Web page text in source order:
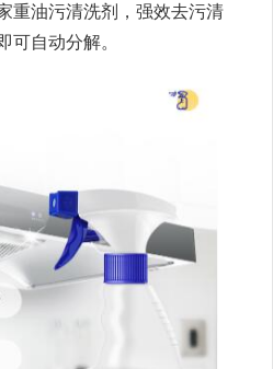
重油污清洗剂，强效去污清
可自动分解。